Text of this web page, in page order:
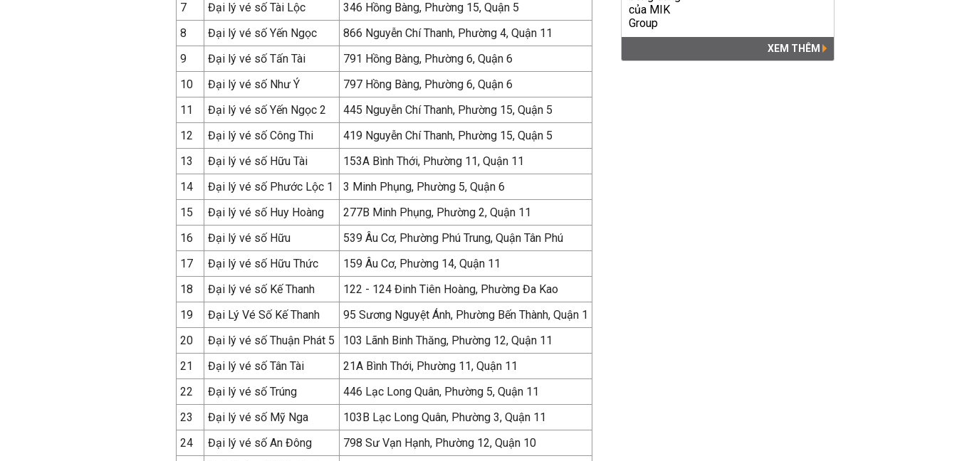
7
Đại lý vé số Tài Lộc
346 Hồng Bàng, Phường 15, Quận 5
8
Đại lý vé số Yến Ngọc
866 Nguyễn Chí Thanh, Phường 4, Quận 11
9
Đại lý vé số Tấn Tài
791 Hồng Bàng, Phường 6, Quận 6
10
Đại lý vé số Như Ý
797 Hồng Bàng, Phường 6, Quận 6
11
Đại lý vé số Yến Ngọc 2
445 Nguyễn Chí Thanh, Phường 15, Quận 5
12
Đại lý vé số Công Thi
419 Nguyễn Chí Thanh, Phường 15, Quận 5
13
Đại lý vé số Hữu Tài
153A Bình Thới, Phường 11, Quận 11
14
Đại lý vé số Phước Lộc 1
3 Minh Phụng, Phường 5, Quận 6
15
Đại lý vé số Huy Hoàng
277B Minh Phụng, Phường 2, Quận 11
16
Đại lý vé số Hữu
539 Âu Cơ, Phường Phú Trung, Quận Tân Phú
17
Đại lý vé số Hữu Thức
159 Âu Cơ, Phường 14, Quận 11
18
Đại lý vé số Kế Thanh
122 - 124 Đinh Tiên Hoàng, Phường Đa Kao
19
Đại Lý Vé Số Kế Thanh
95 Sương Nguyệt Ánh, Phường Bến Thành, Quận 1
20
Đại lý vé số Thuận Phát 5
103 Lãnh Binh Thăng, Phường 12, Quận 11
21
Đại lý vé số Tân Tài
21A Bình Thới, Phường 11, Quận 11
22
Đại lý vé số Trúng
446 Lạc Long Quân, Phường 5, Quận 11
23
Đại lý vé số Mỹ Nga
103B Lạc Long Quân, Phường 3, Quận 11
24
Đại lý vé số An Đông 798 Sư Vạn Hạnh, Phường 12, Quận 10
XEM THÊM